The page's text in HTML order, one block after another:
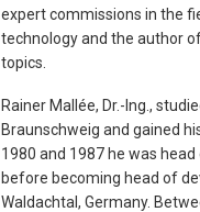
expert commissions in the
technology and the author
topics.
Rainer Mallée, Dr.-Ing.,
Braunschweig and gained
1980 and 1987 he was
before becoming head of
Waldachtal, Germany.